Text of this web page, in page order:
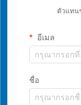
ตัวแทน
อีเมล
ชื่อ